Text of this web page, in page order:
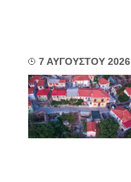
7 ΑΥΓΟΥΣΤΟΥ 2026